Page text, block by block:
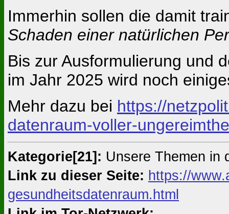
Immerhin sollen die damit
Schaden einer natürlichen
Bis zur Ausformulierung und
im Jahr 2025 wird noch
Mehr dazu bei https://
datenraum-voller-
Kategorie[21]: Unsere Themen in
Link zu dieser Seite: https://
gesundheitsdatenraum.html